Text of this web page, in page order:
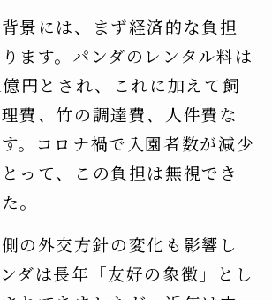
景には、まず経済的な負担
ます。パンダのレンタル料は
円とされ、これに加えて飼
費、竹の調達費、人件費な
。コロナ禍で入園者数が減少
って、この負担は無視でき
。
の外交方針の変化も影響し
ダは長年「友好の象徴」とし